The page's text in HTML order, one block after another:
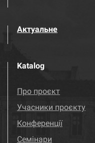
Актуальне
Katalog
Про проєкт
Учасники проєкту
Конференції
Семінари